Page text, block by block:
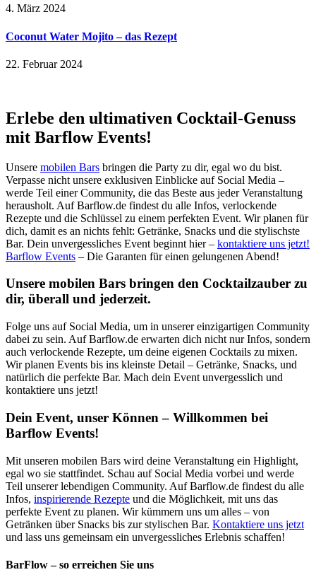
4. März 2024
Coconut Water Mojito – das Rezept
22. Februar 2024
Erlebe den ultimativen Cocktail-Genuss
mit Barflow Events!
Unsere mobilen Bars bringen die Party zu dir, egal wo du bist.
Verpasse nicht unsere exklusiven Einblicke auf Social Media –
werde Teil einer Community, die das Beste aus jeder Veranstaltung
herausholt. Auf Barflow.de findest du alle Infos, verlockende
Rezepte und die Schlüssel zu einem perfekten Event. Wir planen für
dich, damit es an nichts fehlt: Getränke, Snacks und die stylischste
Bar. Dein unvergessliches Event beginnt hier – kontaktiere uns jetzt!
Barflow Events – Die Garanten für einen gelungenen Abend!
Unsere mobilen Bars bringen den Cocktailzauber zu
dir, überall und jederzeit.
Folge uns auf Social Media, um in unserer einzigartigen Community
dabei zu sein. Auf Barflow.de erwarten dich nicht nur Infos, sondern
auch verlockende Rezepte, um deine eigenen Cocktails zu mixen.
Wir planen Events bis ins kleinste Detail – Getränke, Snacks, und
natürlich die perfekte Bar. Mach dein Event unvergesslich und
kontaktiere uns jetzt!
Dein Event, unser Können – Willkommen bei
Barflow Events!
Mit unseren mobilen Bars wird deine Veranstaltung ein Highlight,
egal wo sie stattfindet. Schau auf Social Media vorbei und werde
Teil unserer lebendigen Community. Auf Barflow.de findest du alle
Infos, inspirierende Rezepte und die Möglichkeit, mit uns das
perfekte Event zu planen. Wir kümmern uns um alles – von
Getränken über Snacks bis zur stylischen Bar. Kontaktiere uns jetzt
und lass uns gemeinsam ein unvergessliches Erlebnis schaffen!
BarFlow – so erreichen Sie uns